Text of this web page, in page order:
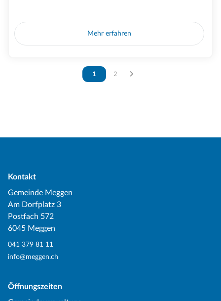
Mehr erfahren
Vous êtes sur la page
1 Vous êtes sur la page
2
Kontakt
Gemeinde Meggen
Am Dorfplatz 3
Postfach 572
6045 Meggen
041 379 81 11
info@meggen.ch
Öffnungszeiten